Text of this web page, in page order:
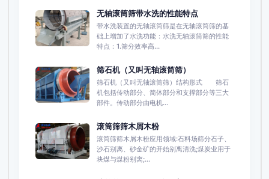
无轴滚筒筛带水洗的性能特点
带水洗装置的无轴滚筒筛是在无轴滚筒筛的基
础上增加了水洗功能：水洗无轴滚筒筛的性能
特点：1.筛分效率高...
筛石机（又叫无轴滚筒筛）
筛石机（又叫无轴滚筒筛）结构形式 筛石
机包括传动部分、简体部分和支撑部分等三大
部件。传动部分由电机...
滚筒筛筛木屑木粉
滚筒筛筛木屑木粉应用领域:石料场筛分石子、
沙石别离、砂金矿的开始别离清洗;煤炭业用于
块煤与煤粉别离;...